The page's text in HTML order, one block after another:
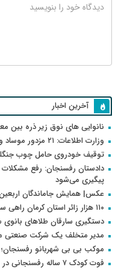
آخرین اخبار
نانوایی های نوق زیر ذره بین
وزارت اطلاعات: ۲۱ مزدور موساد و ۴ شرور مسلح در کرمان بازداشت شدند
توقیف خودروی حامل چوب
دادستان رفسنجان: رفع مشکلات
پیگیری می‌شود
عکس| همایش جاماندگان
۱۱۰ هزار زائر استان کرمان راهی سفر اربعین شدند
دستگیری سارقان طلاهای
مدیر متخلف یک شرکت صنعتی
موکب بی بی شهربانو رفسنجان؛
فوت کودک ۷ ساله رفسنجانی در سانحه رانندگی